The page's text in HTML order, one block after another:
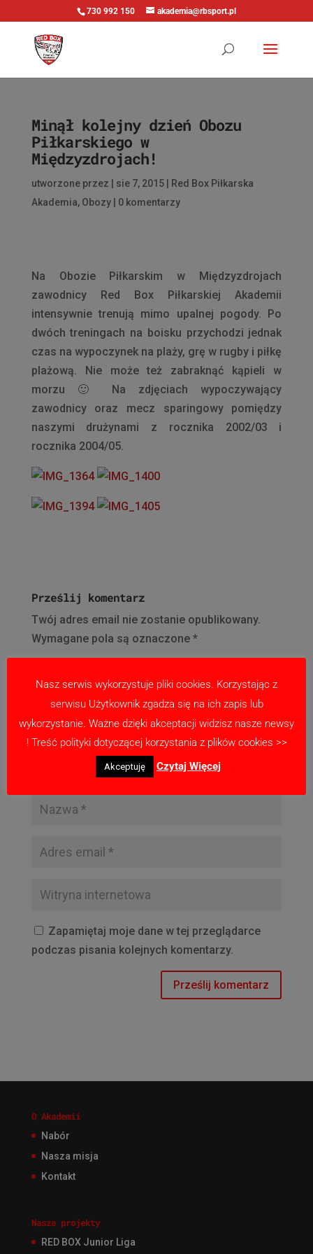
730 992 150 akademia@rbsport.pl
Minął kolejny dzień Obozu
Piłkarskiego w
Międzyzdrojach!
utworzone przez sie 7, 2015|
Red Box Piłkarska
Akademia, Obozy| 0 komentarzy
Na Obozie Piłkarskim w Międzyzdrojach
zawodnicy Red Box Piłkarskiej Akademii
intensywnie trenują mimo upalnej pogody. Po
dwóch treningach na boisku przychodzi jednak
czas na wypoczynek na plaży, grę w rugby i piłkę
plażową. Nie może też zabraknąć kąpieli w
morzu 🙂 Na zdjęciach wypoczywający
zawodnicy oraz mecz sparingowy pomiędzy
naszymi drużynami z rocznika 2002/03 i
rocznika 2004/05.
Prześlij komentarz
Twój adres email nie zostanie opublikowany.
Wymagane pola są oznaczone *
Zapamiętaj moje dane w tej przeglądarce
podczas pisania kolejnych komentarzy.
O Akademii
Nabór
Nasza misja
Kontakt
Nasze projekty
RED BOX Junior Liga
Nasz serwis wykorzystuje pliki cookies. Korzystając z
serwisu Użytkownik zgadza się na ich zapis lub
wykorzystanie. Ważne dzięki akceptacji widzisz nasze newsy
! Treść polityki dotyczącej korzystania z plików cookies >>
Akceptuję Czytaj Więcej